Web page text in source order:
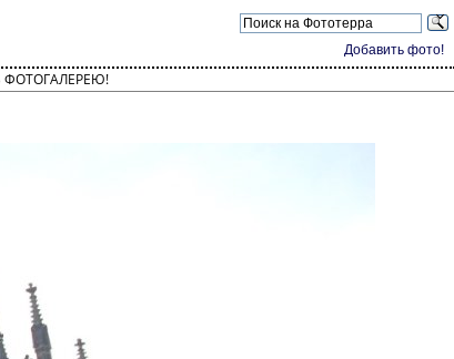
Добавить фото!
ФОТОГАЛЕРЕЮ!